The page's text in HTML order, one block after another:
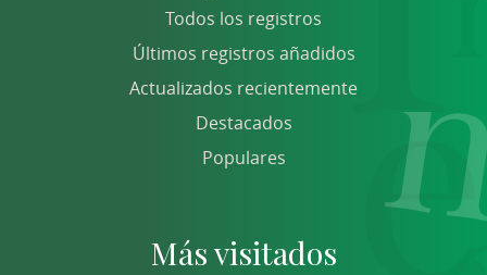
Todos los registros
Últimos registros añadidos
Actualizados recientemente
Destacados
Populares
Más visitados